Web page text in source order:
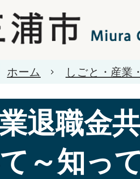
ホーム しごと・産業
退職金
～知っ